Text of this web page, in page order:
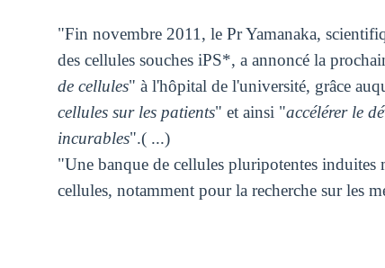
"Fin novembre 2011, le Pr Yamanaka,
des cellules souches iPS*, a annoncé la
de cellules" à l'hôpital de l'université, grâce
cellules sur les patients" et ainsi "accélérer le
incurables".( ...)
"Une banque de cellules pluripotentes induites
cellules, notamment pour la recherche sur les